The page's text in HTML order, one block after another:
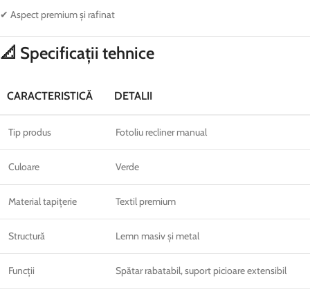
✔ Aspect premium și rafinat
📐 Specificații tehnice
CARACTERISTICĂ DETALII
Tip produs Fotoliu recliner manual
Culoare Verde
Material tapițerie Textil premium
Structură Lemn masiv și metal
Funcții Spătar rabatabil, suport picioare extensibil